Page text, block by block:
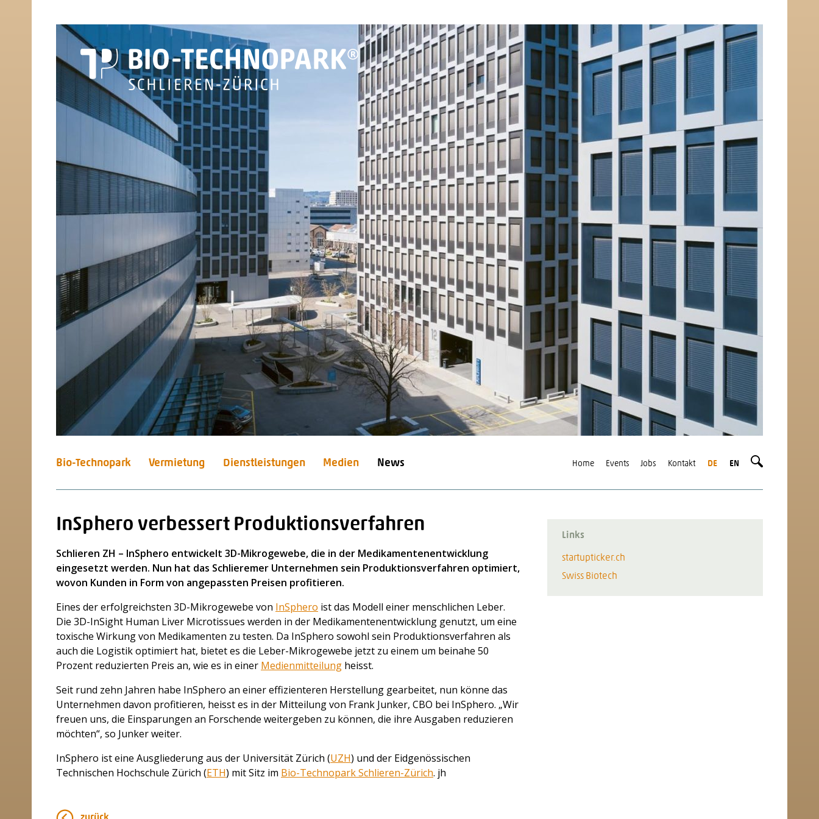
DE EN
Home Events Jobs Kontakt
Bio-Technopark Vermietung Dienstleistungen Medien News
InSphero verbessert Produktionsverfahren
Schlieren ZH – InSphero entwickelt 3D-Mikrogewebe, die in der Medikamentenentwicklung
eingesetzt werden. Nun hat das Schlieremer Unternehmen sein Produktionsverfahren optimiert,
wovon Kunden in Form von angepassten Preisen profitieren.
Eines der erfolgreichsten 3D-Mikrogewebe von InSphero ist das Modell einer menschlichen Leber.
Die 3D-InSight Human Liver Microtissues werden in der Medikamentenentwicklung genutzt, um eine
toxische Wirkung von Medikamenten zu testen. Da InSphero sowohl sein Produktionsverfahren als
auch die Logistik optimiert hat, bietet es die Leber-Mikrogewebe jetzt zu einem um beinahe 50
Prozent reduzierten Preis an, wie es in einer Medienmitteilung heisst.
Seit rund zehn Jahren habe InSphero an einer effizienteren Herstellung gearbeitet, nun könne das
Unternehmen davon profitieren, heisst es in der Mitteilung von Frank Junker, CBO bei InSphero. „Wir
freuen uns, die Einsparungen an Forschende weitergeben zu können, die ihre Ausgaben reduzieren
möchten“, so Junker weiter.
InSphero ist eine Ausgliederung aus der Universität Zürich (UZH) und der Eidgenössischen
Technischen Hochschule Zürich (ETH) mit Sitz im Bio-Technopark Schlieren-Zürich. jh
Links
startupticker.ch
Swiss Biotech